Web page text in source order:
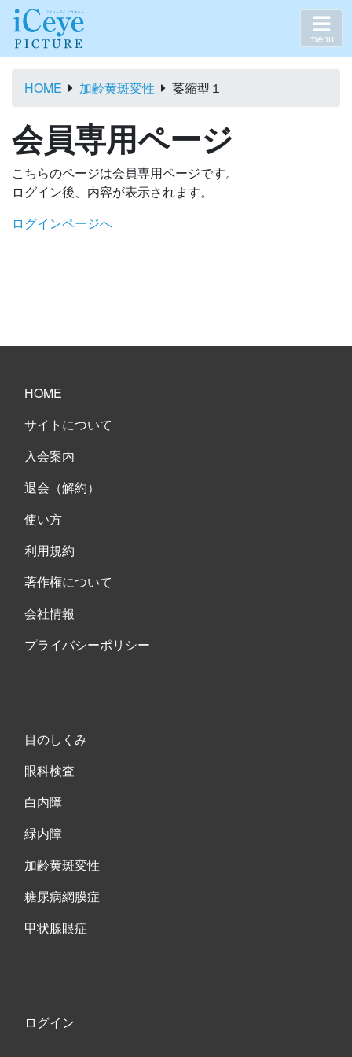
menu
HOME 加齢黄斑変性 萎縮型１
会員専用ページ
こちらのページは会員専用ページです。
ログイン後、内容が表示されます。
ログインページへ
HOME
サイトについて
入会案内
退会（解約）
使い方
利用規約
著作権について
会社情報
プライバシーポリシー
目のしくみ
眼科検査
白内障
緑内障
加齢黄斑変性
糖尿病網膜症
甲状腺眼症
ログイン